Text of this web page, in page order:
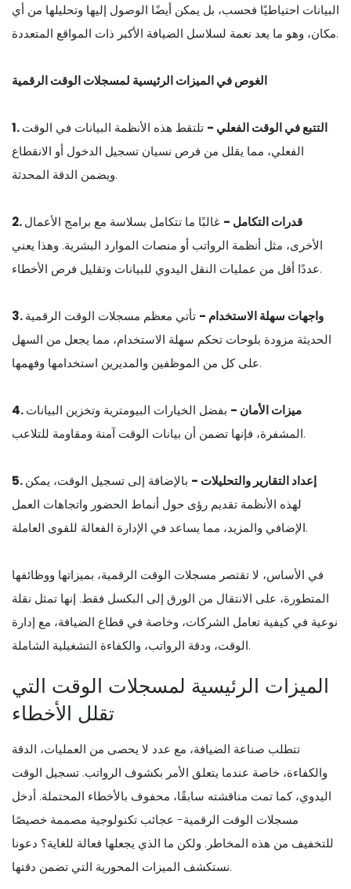
البيانات احتياطيًا فحسب، بل يمكن أيضًا الوصول إليها وتحليلها من أي
مكان، وهو ما يعد نعمة لسلاسل الضيافة الأكبر ذات المواقع المتعددة.
الغوص في الميزات الرئيسية لمسجلات الوقت الرقمية
1. التتبع في الوقت الفعلي - تلتقط هذه الأنظمة البيانات في الوقت
الفعلي، مما يقلل من فرص نسيان تسجيل الدخول أو الانقطاع
ويضمن الدقة المحدثة.
2. قدرات التكامل - غالبًا ما تتكامل بسلاسة مع برامج الأعمال
الأخرى، مثل أنظمة الرواتب أو منصات الموارد البشرية. وهذا يعني
عددًا أقل من عمليات النقل اليدوي للبيانات وتقليل فرص الأخطاء.
3. واجهات سهلة الاستخدام - تأتي معظم مسجلات الوقت الرقمية
الحديثة مزودة بلوحات تحكم سهلة الاستخدام، مما يجعل من السهل
على كل من الموظفين والمديرين استخدامها وفهمها.
4. ميزات الأمان - بفضل الخيارات البيومترية وتخزين البيانات
المشفرة، فإنها تضمن أن بيانات الوقت آمنة ومقاومة للتلاعب.
5. إعداد التقارير والتحليلات - بالإضافة إلى تسجيل الوقت، يمكن
لهذه الأنظمة تقديم رؤى حول أنماط الحضور واتجاهات العمل
الإضافي والمزيد، مما يساعد في الإدارة الفعالة للقوى العاملة.
في الأساس، لا تقتصر مسجلات الوقت الرقمية، بميزاتها ووظائفها
المتطورة، على الانتقال من الورق إلى البكسل فقط. إنها تمثل نقلة
نوعية في كيفية تعامل الشركات، وخاصة في قطاع الضيافة، مع إدارة
الوقت، ودقة الرواتب، والكفاءة التشغيلية الشاملة.
الميزات الرئيسية لمسجلات الوقت التي
تقلل الأخطاء
تتطلب صناعة الضيافة، مع عدد لا يحصى من العمليات، الدقة
والكفاءة، خاصة عندما يتعلق الأمر بكشوف الرواتب. تسجيل الوقت
اليدوي، كما تمت مناقشته سابقًا، محفوف بالأخطاء المحتملة. أدخل
مسجلات الوقت الرقمية- عجائب تكنولوجية مصممة خصيصًا
للتخفيف من هذه المخاطر. ولكن ما الذي يجعلها فعالة للغاية؟ دعونا
نستكشف الميزات المحورية التي تضمن دقتها.